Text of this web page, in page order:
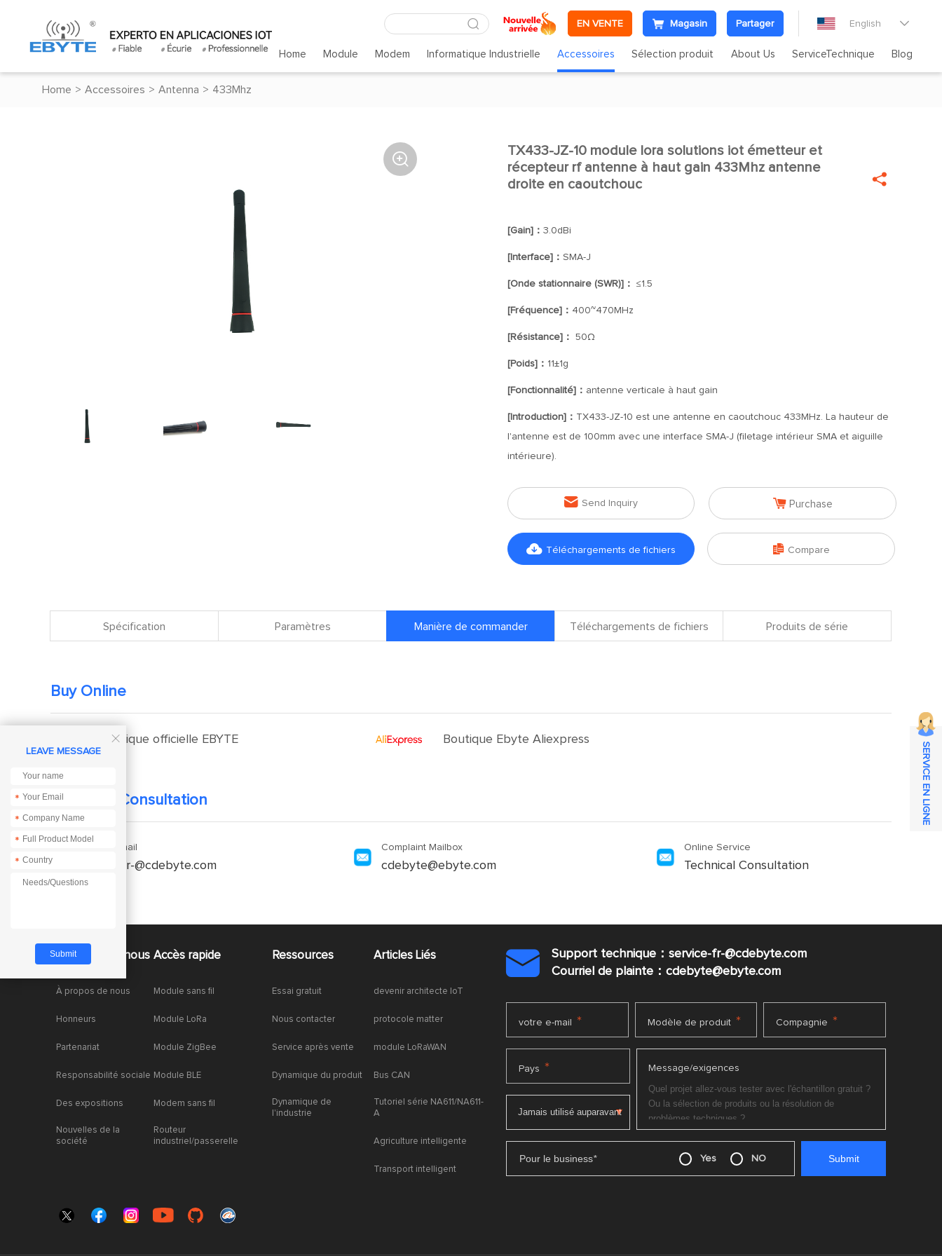
EN VENTE Magasin Partager English 
Home Module Modem Informatique Industrielle Accessoires Sélection produit About Us ServiceTechnique Blog
Home > Accessoires > Antenna > 433Mhz
 
TX433-JZ-10 module lora solutions iot émetteur et
récepteur rf antenne à haut gain 433Mhz antenne
droite en caoutchouc

[Gain]： 3.0dBi
[Interface]： SMA-J
[Onde stationnaire (SWR)]： ≤1.5
[Fréquence]： 400~470MHz
[Résistance]： 50Ω
[Poids]： 11±1g
[Fonctionnalité]： antenne verticale à haut gain
[Introduction]： TX433-JZ-10 est une antenne en caoutchouc 433MHz. La hauteur de
l'antenne est de 100mm avec une interface SMA-J (filetage intérieur SMA et aiguille
intérieure).
 Send Inquiry  Purchase
 Téléchargements de fichiers  Compare
Spécification Paramètres Manière de commander Téléchargements de fichiers Produits de série
Buy Online
Boutique officielle EBYTE Boutique Ebyte Aliexpress
Technical Consultation
Enquiry Email
service-fr-@cdebyte.com
Complaint Mailbox
cdebyte@ebyte.com
Online Service
Technical Consultation
À propos de nous
À propos de nous
Honneurs
Partenariat
Responsabilité sociale
Des expositions
Nouvelles de la
société
Accès rapide
Module sans fil
Module LoRa
Module ZigBee
Module BLE
Modem sans fil
Routeur
industriel/passerelle
Ressources
Essai gratuit
Nous contacter
Service après vente
Dynamique du produit
Dynamique de
l'industrie
Articles Liés
devenir architecte IoT
protocole matter
module LoRaWAN
Bus CAN
Tutoriel série NA611/NA611-
A
Agriculture intelligente
Transport intelligent

Support technique：service-fr-@cdebyte.com
Courriel de plainte：cdebyte@ebyte.com
votre e-mail * Modèle de produit * Compagnie *
Pays * Message/exigences
Pour le business* Yes NO

LEAVE MESSAGE
*
*
*
*
SERVICE EN LIGNE